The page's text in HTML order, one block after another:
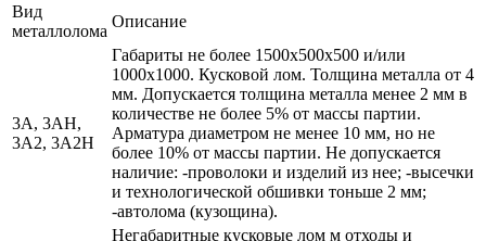
Вид
металлолома
Описание
3А, 3АН,
3А2, 3А2Н
Габариты не более 1500х500х500 и/или
1000х1000. Кусковой лом. Толщина металла от 4
мм. Допускается толщина металла менее 2 мм в
количестве не более 5% от массы партии.
Арматура диаметром не менее 10 мм, но не
более 10% от массы партии. Не допускается
наличие: -проволоки и изделий из нее; -высечки
и технологической обшивки тоньше 2 мм;
-автолома (кузощина).
Негабаритные кусковые лом м отходы и